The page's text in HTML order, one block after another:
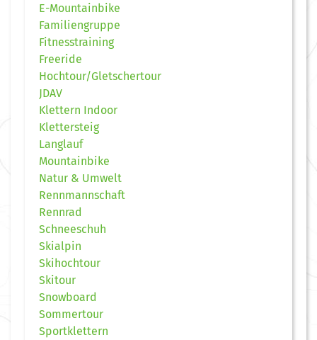
E-Mountainbike
Familiengruppe
Fitnesstraining
Freeride
Hochtour/Gletschertour
JDAV
Klettern Indoor
Klettersteig
Langlauf
Mountainbike
Natur & Umwelt
Rennmannschaft
Rennrad
Schneeschuh
Skialpin
Skihochtour
Skitour
Snowboard
Sommertour
Sportklettern